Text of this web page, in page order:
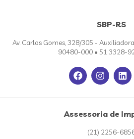
SBP-RS
Av. Carlos Gomes, 328/305 -
90480-000 • 51 3328-
Assessoria de
(21) 2256-